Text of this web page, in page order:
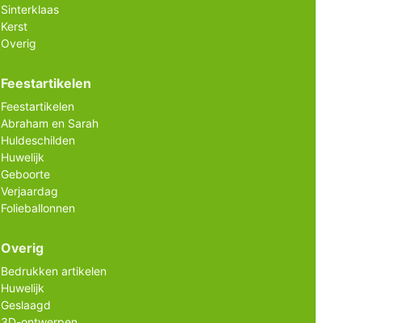
Sinterklaas
Kerst
Overig
Feestartikelen
Feestartikelen
Abraham en Sarah
Huldeschilden
Huwelijk
Geboorte
Verjaardag
Folieballonnen
Overig
Bedrukken artikelen
Huwelijk
Geslaagd